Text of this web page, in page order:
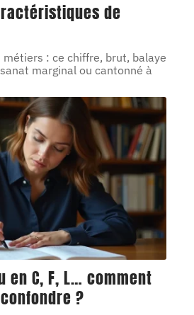
de
: ce chiffre, brut, balaye
marginal ou cantonné à
en C, F, L… comment
?